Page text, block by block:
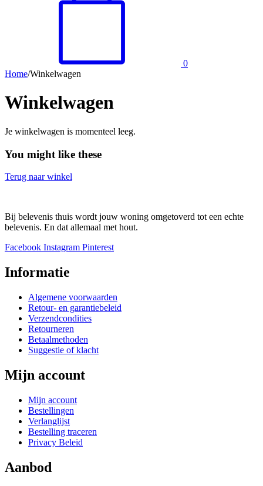
0
Home/Winkelwagen
Winkelwagen
Je winkelwagen is momenteel leeg.
You might like these
Terug naar winkel
Bij belevenis thuis wordt jouw woning omgetoverd tot een echte
belevenis. En dat allemaal met hout.
Facebook Instagram Pinterest
Informatie
Algemene voorwaarden
Retour- en garantiebeleid
Verzendcondities
Retourneren
Betaalmethoden
Suggestie of klacht
Mijn account
Mijn account
Bestellingen
Verlanglijst
Bestelling traceren
Privacy Beleid
Aanbod